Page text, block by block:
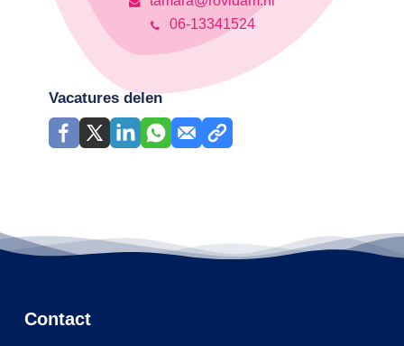
06-13341524
Vacatures delen
Contact